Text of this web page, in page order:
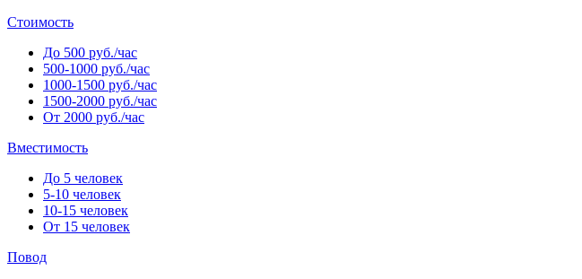
Стоимость
До 500 руб./час
500-1000 руб./час
1000-1500 руб./час
1500-2000 руб./час
От 2000 руб./час
Вместимость
До 5 человек
5-10 человек
10-15 человек
От 15 человек
Повод